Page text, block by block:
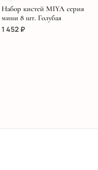
Набор кистей MIYA серия
мини 8 шт. Голубая
1 452 ₽